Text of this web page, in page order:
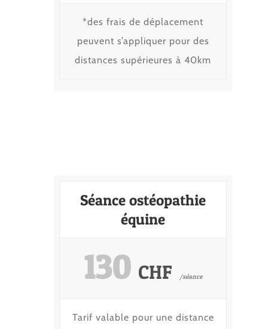
*des frais de déplacement
peuvent s’appliquer pour des
distances supérieures à 40km
Séance ostéopathie
équine
130 CHF /séance
Tarif valable pour une distance